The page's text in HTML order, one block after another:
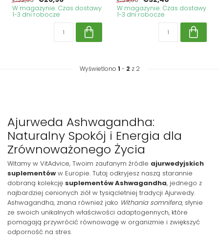
W magazynie. Czas dostawy
1-3 dni robocze
W magazynie. Czas dostawy
1-3 dni robocze
Wyświetlono 1 - 2 z 2
Ajurweda Ashwagandha:
Naturalny Spokój i Energia dla
Zrównoważonego Życia
Witamy w VitAdvice, Twoim zaufanym źródle ajurwedyjskich
suplementów w Europie. Tutaj odkryjesz naszą starannie
dobraną kolekcję suplementów Ashwagandha, jednego z
najbardziej cenionych ziół w tysiącletniej tradycji Ajurwedy.
Ashwagandha, znana również jako Withania somnifera, słynie
ze swoich unikalnych właściwości adaptogennych, które
pomagają przywrócić równowagę w organizmie i zwiększyć
odporność na stres.